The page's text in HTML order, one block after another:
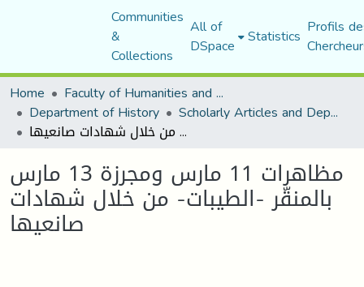
Communities
&
Collections
All of
DSpace Statistics Profils
Home
Faculty of Humanities and Social Sciences
Department of History Scholarly Articles and Department Publications
مظاهرات 11 مارس ومجرزة 13 مارس بالمنقّر -الطيبات- من خلال شهادات صانعيها
مظاهرات 11 مارس ومجرزة 13 مارس
بالمنقّر -الطيبات- من خلال شهادات
صانعيها